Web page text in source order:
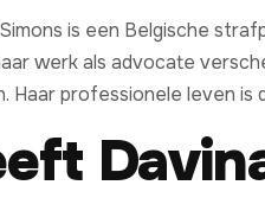
is een Belgische
werk als advocate
Haar professionele leven